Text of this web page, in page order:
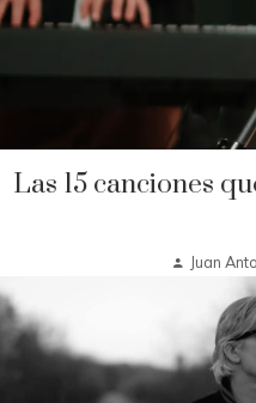
Las 15 canciones
Juan